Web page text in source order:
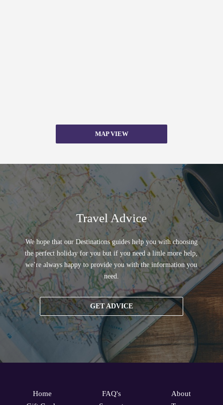
MAP VIEW
Travel Advice
We hope that our Destinations guides help you with choosing
the perfect holiday for you but if you need a little more help,
we’re always happy to provide you with the information you
need.
GET ADVICE
Home
FAQ's
About